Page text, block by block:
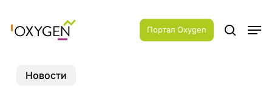
main
Портал Oxygen search
Новости